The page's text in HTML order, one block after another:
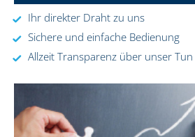
Ihr direkter Draht zu uns
Sichere und einfache Bedienung
Allzeit Transparenz über unser Tun